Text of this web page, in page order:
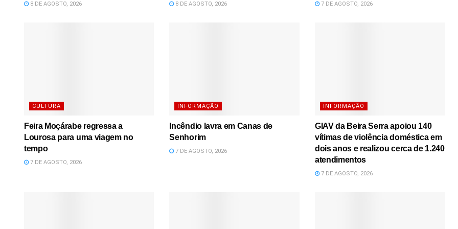
8 DE AGOSTO, 2026 8 DE AGOSTO, 2026 7 DE AGOSTO, 2026
CULTURA
Feira Moçárabe regressa a
Lourosa para uma viagem no
tempo
7 DE AGOSTO, 2026
INFORMAÇÃO
Incêndio lavra em Canas de
Senhorim
7 DE AGOSTO, 2026
INFORMAÇÃO
GIAV da Beira Serra apoiou 140
vítimas de violência doméstica em
dois anos e realizou cerca de 1.240
atendimentos
7 DE AGOSTO, 2026